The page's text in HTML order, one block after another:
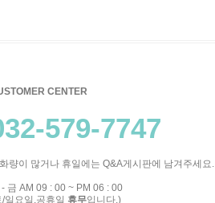
CENTER
579-7747
량이 많거나 휴일에는 Q&A게시판에 남겨주세요.
- 금 AM 09 : 00 ~ PM 06 : 00
/일요일,공휴일 휴무입니다.)